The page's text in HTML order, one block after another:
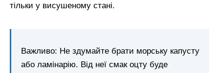
тільки у висушеному стані.
Важливо: Не здумайте брати морську капусту
або ламінарію. Від неї смак оцту буде